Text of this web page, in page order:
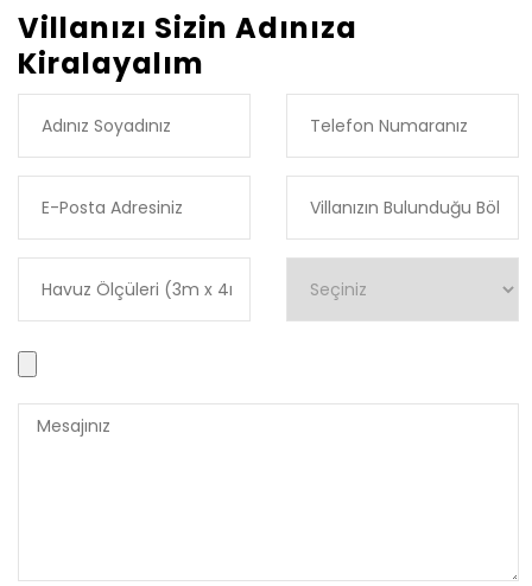
Villanızı Sizin Adınıza
Kiralayalım